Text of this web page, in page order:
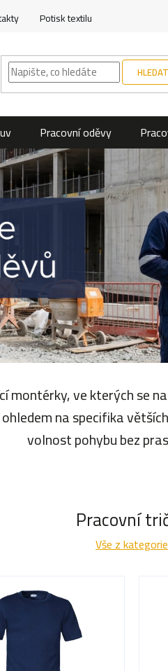
Potisk textilu
HLEDAT
Pracovní oděvy
ve kterých se
na specifika
volnost pohybu bez
Pracovní
Vše z kategorie